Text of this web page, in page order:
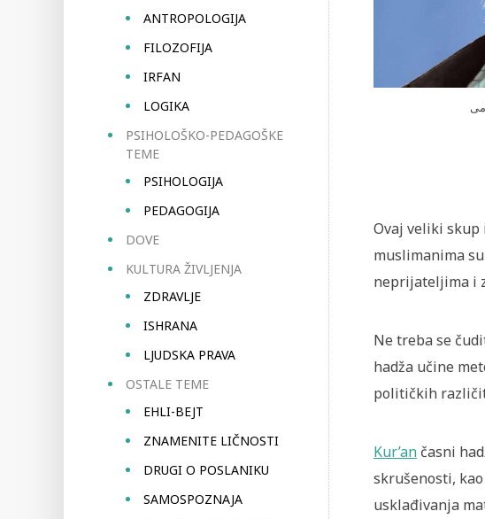
ANTROPOLOGIJA
FILOZOFIJA
IRFAN
LOGIKA
PSIHOLOŠKO-PEDAGOŠKE
TEME
PSIHOLOGIJA
PEDAGOGIJA
DOVE
KULTURA ŽIVLJENJA
ZDRAVLJE
ISHRANA
LJUDSKA PRAVA
OSTALE TEME
EHLI-BEJT
ZNAMENITE LIČNOSTI
DRUGI O POSLANIKU
SAMOSPOZNAJA
Ovaj veliki skup
muslimanima
neprijateljima i
Ne treba se
hadža učine
političkih
Kur’an časni
skrušenosti,
usklađivanja